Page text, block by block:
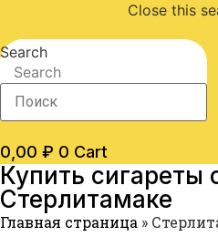
Close this
Search
Search
0,00 ₽ 0 Cart
Купить сигареты
Стерлитамаке
Главная страница »